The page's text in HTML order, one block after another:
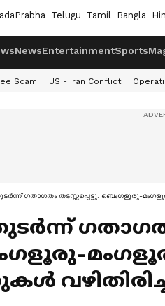
Telugu Tamil Bangla
NewsEntertainmentSports
Scam US - Iran Conflict
തുടര്‍ന്ന് ഗതാഗതം തടസ്സപ്പെട്ടു: ബെംഗളൂരു-
തുടര്‍ന്ന്